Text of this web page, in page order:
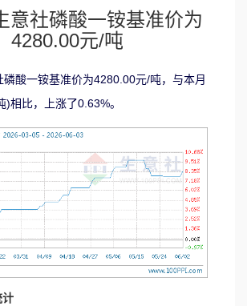
意社磷酸一铵基准价为
4280.00元/吨
酸一铵基准价为4280.00元/吨，与本月
相比，上涨了0.63%。
计